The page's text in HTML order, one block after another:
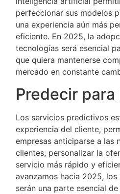
perfeccionar sus modelos
una experiencia aún más
eficiente. En 2025, la
tecnologías será esencial
que quiera mantenerse
mercado en constante
Predecir
Los servicios predictivos
experiencia del cliente,
empresas anticiparse a las
clientes, personalizar la
servicio más rápido y
avanzamos hacia 2025,
serán una parte esencial